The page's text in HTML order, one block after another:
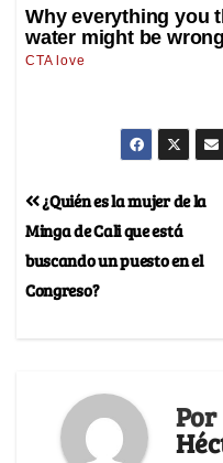
¿Quién es la mujer de la
Minga de Cali que está
buscando un puesto en el
Congreso?
Por